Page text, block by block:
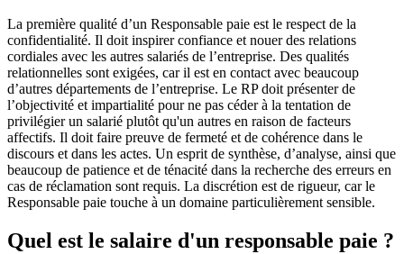
La première qualité d’un Responsable paie est le respect de la
confidentialité. Il doit inspirer confiance et nouer des relations
cordiales avec les autres salariés de l’entreprise. Des qualités
relationnelles sont exigées, car il est en contact avec beaucoup
d’autres départements de l’entreprise. Le RP doit présenter de
l’objectivité et impartialité pour ne pas céder à la tentation de
privilégier un salarié plutôt qu'un autres en raison de facteurs
affectifs. Il doit faire preuve de fermeté et de cohérence dans le
discours et dans les actes. Un esprit de synthèse, d’analyse, ainsi que
beaucoup de patience et de ténacité dans la recherche des erreurs en
cas de réclamation sont requis. La discrétion est de rigueur, car le
Responsable paie touche à un domaine particulièrement sensible.
Quel est le salaire d'un responsable paie ?